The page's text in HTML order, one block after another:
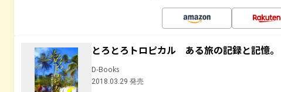
とろとろトロピカル ある旅の記録と記憶
D-Books
2018.03.29 発売